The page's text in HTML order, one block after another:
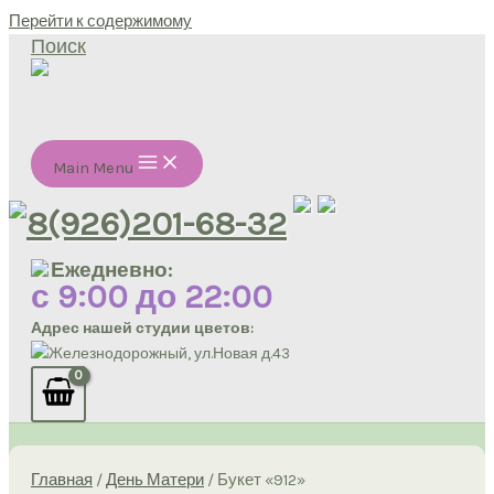
Перейти к содержимому
Поиск
Main Menu
8(926)201-68-32
Ежедневно:
с 9:00 до 22:00
Адрес нашей студии цветов:
Железнодорожный, ул.Новая д.43
Главная /День Матери / Букет «912»